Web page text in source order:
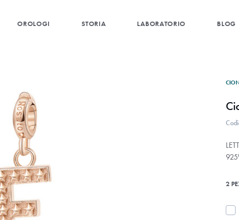
OROLOGI STORIA LABORATORIO BLOG
2